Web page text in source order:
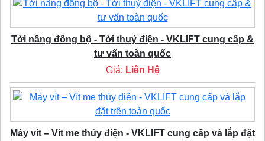
Tời nâng đồng bộ - Tời thuỷ điện - VKLIFT cung cấp &
tư vấn toàn quốc
Giá: Liên Hệ
Máy vít – Vít me thủy điện - VKLIFT cung cấp và lắp đặt